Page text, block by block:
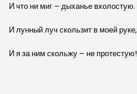
И что ни миг – дыханье вхолостую.
И лунный луч скользит в моей руке,
И я за ним скольжу – не протестую!